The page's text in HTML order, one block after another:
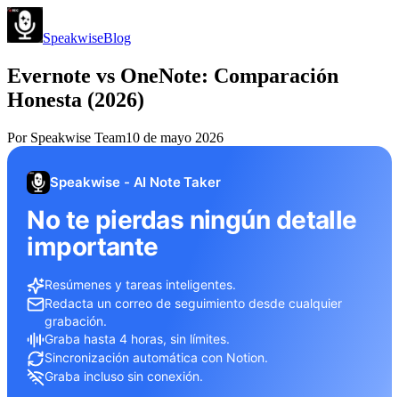
SpeakwiseBlog
Evernote vs OneNote: Comparación
Honesta (2026)
Por Speakwise Team10 de mayo 2026
Speakwise - AI Note Taker
No te pierdas ningún detalle
importante
Resúmenes y tareas inteligentes.
Redacta un correo de seguimiento desde cualquier
grabación.
Graba hasta 4 horas, sin límites.
Sincronización automática con Notion.
Graba incluso sin conexión.